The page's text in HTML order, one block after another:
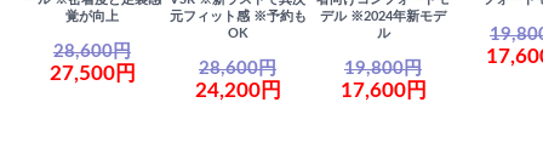
覚が向上
28,600円
27,500円
元フィット感 ※予約も
OK
28,600円
24,200円
デル ※2024年新モデ
ル
19,800円
17,600円